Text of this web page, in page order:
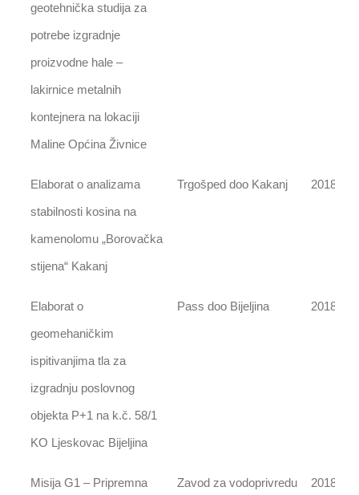
geotehnička studija za
potrebe izgradnje
proizvodne hale –
lakirnice metalnih
kontejnera na lokaciji
Maline Općina Živnice
Elaborat o analizama
stabilnosti kosina na
kamenolomu „Borovačka
stijena“ Kakanj
Trgošped doo Kakanj 2018
Elaborat o
geomehaničkim
ispitivanjima tla za
izgradnju poslovnog
objekta P+1 na k.č. 58/1
KO Ljeskovac Bijeljina
Pass doo Bijeljina 2018
Misija G1 – Pripremna Zavod za vodoprivredu 2018